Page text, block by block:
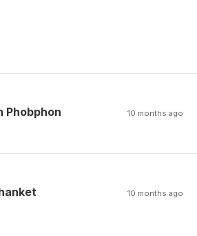
Phobphon 10 months ago
10 months ago